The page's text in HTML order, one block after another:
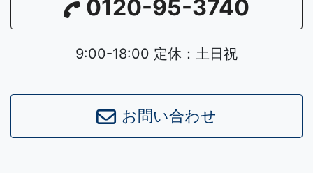
0120-95-3740
9:00-18:00 定休：土日祝
お問い合わせ